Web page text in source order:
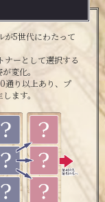
が5世代にわたって
ナーとして選択する
変化。
通り以上あり、プ
ます。